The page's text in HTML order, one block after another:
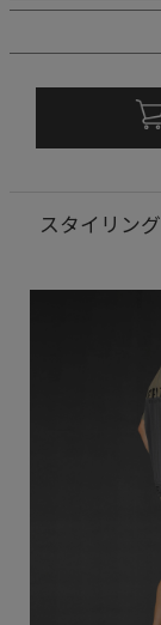
スタイリング